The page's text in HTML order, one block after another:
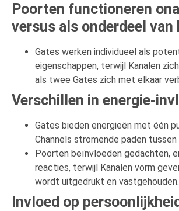
Poorten functioneren
versus als onderdeel van
Gates werken individueel als
eigenschappen, terwijl Kanalen
als twee Gates zich met elkaar
Verschillen in energie-
Gates bieden energieën met één
Channels stromende paden
Poorten beïnvloeden gedachten,
reacties, terwijl Kanalen vorm
wordt uitgedrukt en vastgehouden.
Invloed op